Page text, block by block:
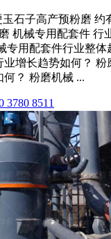
玉石子高产预粉磨 约
机械专用配套件 行
专用配套件行业整体
业增长趋势如何？
何？ 粉磨机械 ...
3780 8511